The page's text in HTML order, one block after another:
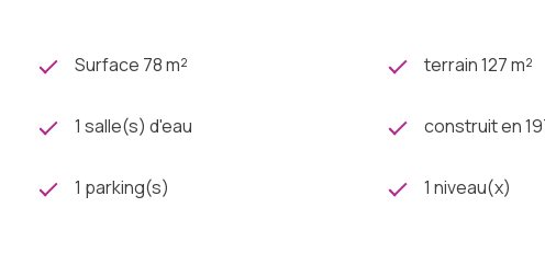
Surface 78 m² terrain 127 m²
1 salle(s) d'eau construit en
1 parking(s) 1 niveau(x)